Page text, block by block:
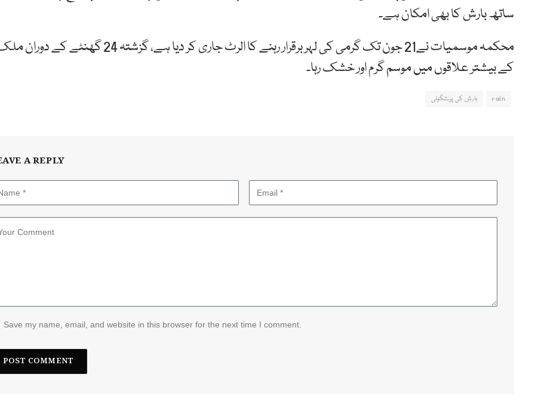
ساتھ بارش کا بھی امکان ہے۔
محکمہ موسمیات نے21 جون تک گرمی کی لہر برقرار رہنے کا الرٹ جاری کر دیا ہے، گزشتہ 24 گھنٹے کے
کے بیشتر علاقوں میں موسم گرم اور خشک رہا۔
rain بارش کی پیشگوئی
A REPLY
Save my name, email, and website in this browser for the next time I comment.